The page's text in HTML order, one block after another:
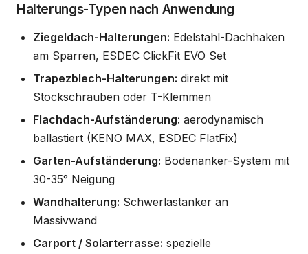
Halterungs-Typen nach Anwendung
Ziegeldach-Halterungen: Edelstahl-Dachhaken
am Sparren, ESDEC ClickFit EVO Set
Trapezblech-Halterungen: direkt mit
Stockschrauben oder T-Klemmen
Flachdach-Aufständerung: aerodynamisch
ballastiert (KENO MAX, ESDEC FlatFix)
Garten-Aufständerung: Bodenanker-System mit
30-35° Neigung
Wandhalterung: Schwerlastanker an
Massivwand
Carport / Solarterrasse: spezielle